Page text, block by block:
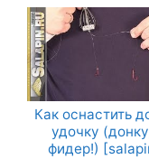
Как оснастить
удочку
фидер!)